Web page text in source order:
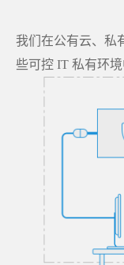
我们在公有云、私
些可控 IT 私有环